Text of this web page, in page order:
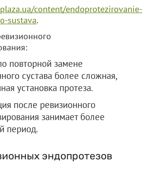
content/endoprotezirovanie-
sustava.
повторной замене
сустава более сложная,
установка протеза.
после ревизионного
занимает более
период.
эндопротезов